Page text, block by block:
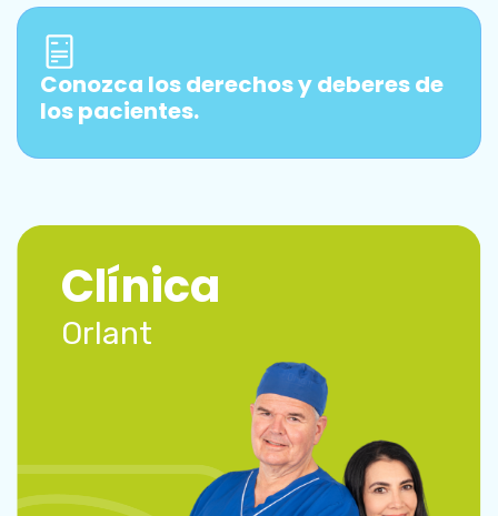
Conozca los derechos y deberes de
los pacientes.
Clínica
Orlant